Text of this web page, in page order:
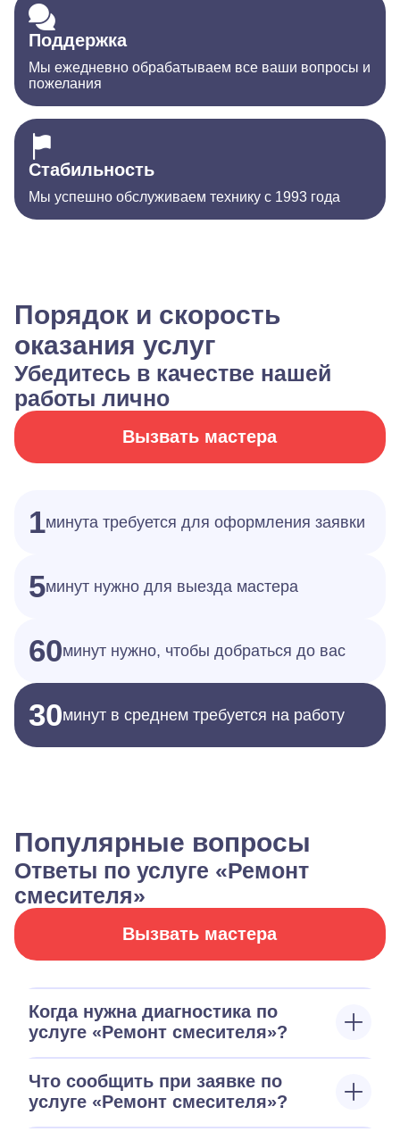
Поддержка
Мы ежедневно обрабатываем все ваши вопросы и
пожелания
Стабильность
Мы успешно обслуживаем технику с 1993 года
Порядок и скорость
оказания услуг
Убедитесь в качестве нашей
работы лично
Вызвать мастера
1минута требуется для оформления заявки
5минут нужно для выезда мастера
60минут нужно, чтобы добраться до вас
30минут в среднем требуется на работу
Популярные вопросы
Ответы по услуге «Ремонт
смесителя»
Вызвать мастера
Когда нужна диагностика по
услуге «Ремонт смесителя»?
Что сообщить при заявке по
услуге «Ремонт смесителя»?